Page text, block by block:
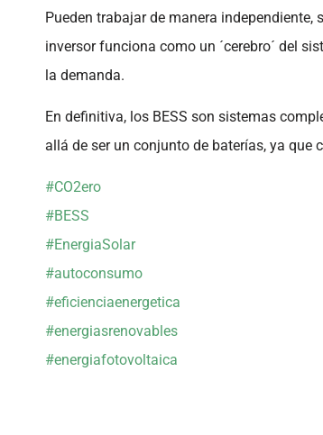
Pueden trabajar de manera
inversor funciona como un ´cerebro´ del
la demanda.
En definitiva, los BESS son sistemas
allá de ser un conjunto de baterías, ya que
#CO2ero
#BESS
#EnergiaSolar
#autoconsumo
#eficienciaenergetica
#energiasrenovables
#energiafotovoltaica